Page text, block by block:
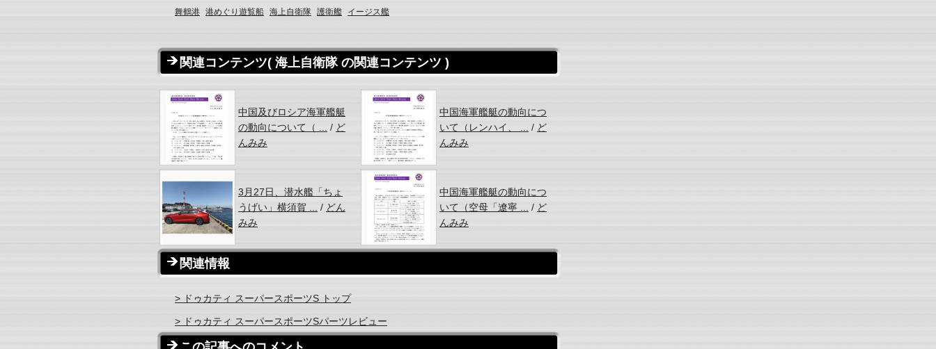
舞鶴港 港めぐり遊覧船 海上自衛隊 護衛艦 イージス艦
関連コンテンツ( 海上自衛隊 の関連コンテンツ )
中国及びロシア海軍艦艇
の動向について（ ... / ど
んみみ
中国海軍艦艇の動向につ
いて（レンハイ、 ... / ど
んみみ
3月27日、潜水艦「ちょ
うげい」横須賀 ... / どん
みみ
中国海軍艦艇の動向につ
いて（空母「遼寧 ... / ど
んみみ
関連情報
> ドゥカティ スーパースポーツS トップ
> ドゥカティ スーパースポーツSパーツレビュー